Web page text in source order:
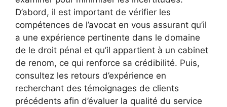
D’abord, il est important de vérifier les
compétences de l’avocat en vous assurant qu’il
a une expérience pertinente dans le domaine
de le droit pénal et qu’il appartient à un cabinet
de renom, ce qui renforce sa crédibilité. Puis,
consultez les retours d’expérience en
recherchant des témoignages de clients
précédents afin d’évaluer la qualité du service